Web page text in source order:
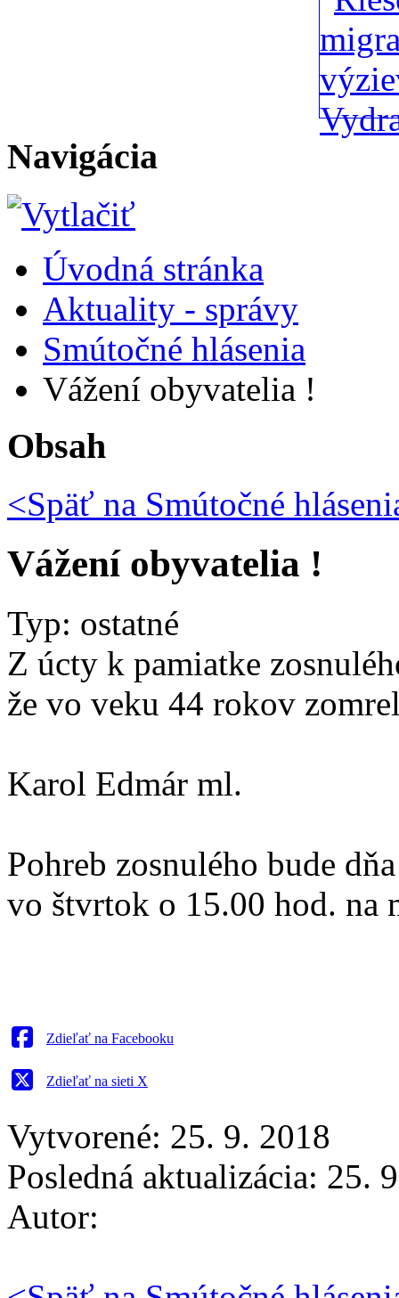
Navigácia
Úvodná stránka
Aktuality - správy
Smútočné hlásenia
Vážení obyvatelia !
Obsah
<Späť na Smútočné
Vážení obyvatelia !
Typ: ostatné
Z úcty k pamiatke
že vo veku 44 rokov
Karol Edmár ml.
Pohreb zosnulého bude
vo štvrtok o 15.00 hod. na
Zdieľať na Facebooku
Zdieľať na sieti X
Vytvorené: 25. 9. 2018
Posledná aktualizácia: 25.
Autor: